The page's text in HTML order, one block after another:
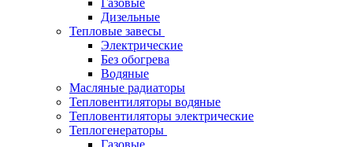
Газовые
Дизельные
Тепловые завесы
Электрические
Без обогрева
Водяные
Масляные радиаторы
Тепловентиляторы водяные
Тепловентиляторы электрические
Теплогенераторы
Газовые